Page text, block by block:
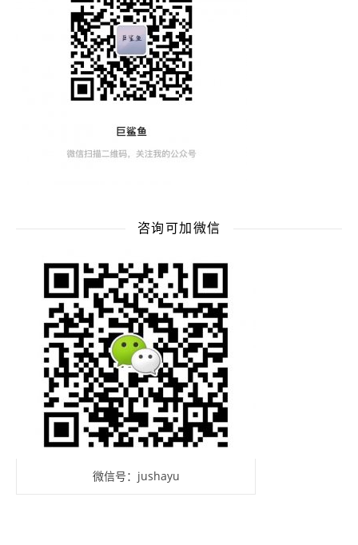
咨询可加微信
微信号：jushayu